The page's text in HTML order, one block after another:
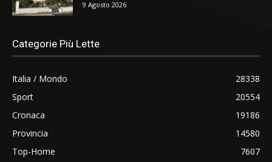
9 Agosto 2026
Categorie Più Lette
Italia / Mondo
28338
Sport
20554
Cronaca
19186
Provincia
14580
Top-Home
7607